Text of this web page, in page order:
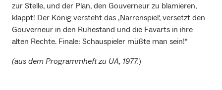
zur Stelle, und der Plan, den Gouverneur zu blamieren,
klappt! Der König versteht das ‚Narrenspiel‘, versetzt den
Gouverneur in den Ruhestand und die Favarts in ihre
alten Rechte. Finale: Schauspieler müßte man sein!“
(aus dem Programmheft zu UA, 1977.)